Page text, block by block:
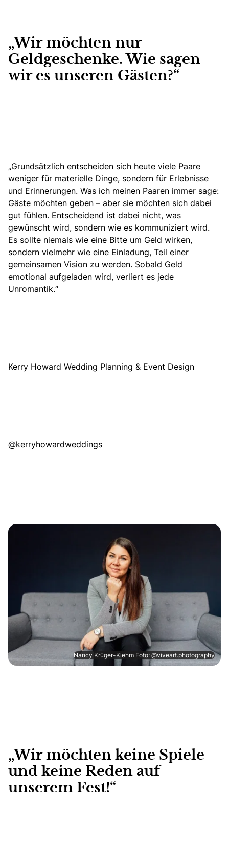
„Wir möchten nur
Geldgeschenke. Wie sagen
wir es unseren Gästen?“
„Grundsätzlich entscheiden sich heute viele Paare
weniger für materielle Dinge, sondern für Erlebnisse
und Erinnerungen. Was ich meinen Paaren immer sage:
Gäste möchten geben – aber sie möchten sich dabei
gut fühlen. Entscheidend ist dabei nicht, was
gewünscht wird, sondern wie es kommuniziert wird.
Es sollte niemals wie eine Bitte um Geld wirken,
sondern vielmehr wie eine Einladung, Teil einer
gemeinsamen Vision zu werden. Sobald Geld
emotional aufgeladen wird, verliert es jede
Unromantik.“
Kerry Howard Wedding Planning & Event Design
@kerryhowardweddings
Nancy Krüger-Klehm Foto: @viveart.photography
„Wir möchten keine Spiele
und keine Reden auf
unserem Fest!“